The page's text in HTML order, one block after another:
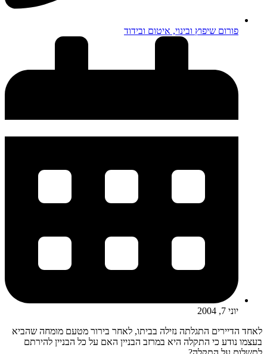
פורום שיפוץ ובינוי, איטום ובידוד
יוני 7, 2004
לאחד הדיירים התגלתה נזילה בביתו, לאחר בירור מטעם מומחה שהביא
בעצמו נודע כי התקלה היא במרזב הבניין האם על כל הבניין להירתם